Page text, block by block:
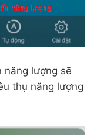
năng lượng sẽ
thụ năng lượng